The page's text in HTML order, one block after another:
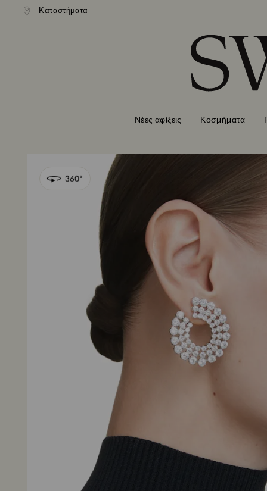
Accesskeys list
Καταστήματα
αποστολή άνω των 99 EUR
Νέες αφίξεις Κοσμήματα